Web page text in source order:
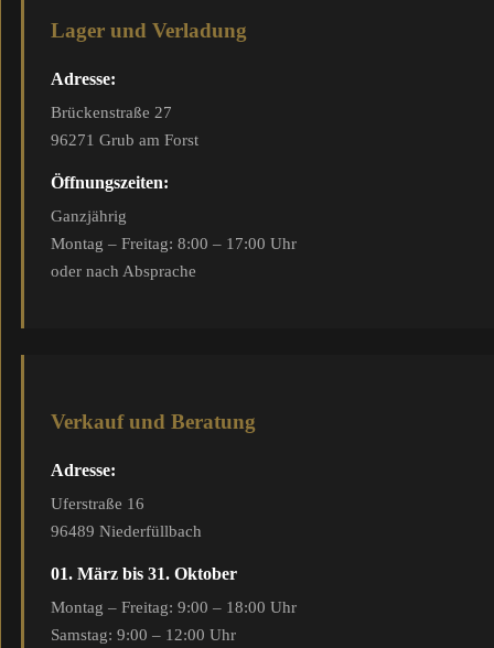
Lager und Verladung
Adresse:
Brückenstraße 27
96271 Grub am Forst
Öffnungszeiten:
Ganzjährig
Montag – Freitag: 8:00 – 17:00 Uhr
oder nach Absprache
Verkauf und Beratung
Adresse:
Uferstraße 16
96489 Niederfüllbach
01. März bis 31. Oktober
Montag – Freitag: 9:00 – 18:00 Uhr
Samstag: 9:00 – 12:00 Uhr